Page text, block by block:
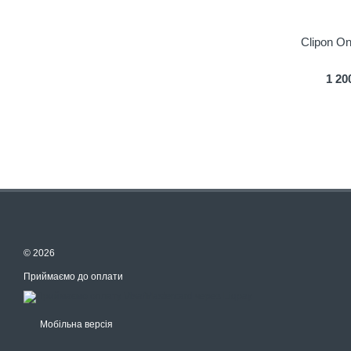
Clipon
1
© 2026
Приймаємо до оплати
Мобільна версія